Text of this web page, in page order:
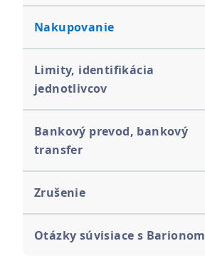
Nakupovanie
Limity, identifikácia
jednotlivcov
Bankový prevod, bankový
transfer
Zrušenie
Otázky súvisiace s Barionom